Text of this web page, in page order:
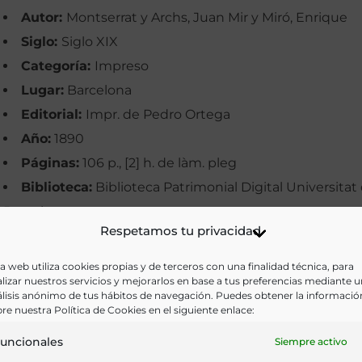
Respetamos tu privacidad
web utiliza cookies propias y de terceros con una finalidad técnica, para
nuestros servicios y mejorarlos en base a tus preferencias mediante
anónimo de tus hábitos de navegación. Puedes obtener la
nuestra Política de Cookies en el siguiente enlace:
Siempre activo
Autor: Montserrat y Archs, Juan Mir y Miró, Enrique
Siglo: Siglo XIX
Categoría: Impreso
Lugar: Barcelona
Editorial: Impr. de Pedro Ortega
Año: 1890
Páginas: 106 p., [2] h. de làm. pleg
Biblioteca: Biblioteca Patrimonial Digital Universitat
Barcelona
Bebidas, Medicina, Química
Palabras clave:
Agua mineral, Hidroterapia, Medicina,
Tortosa
Idioma:Castellano